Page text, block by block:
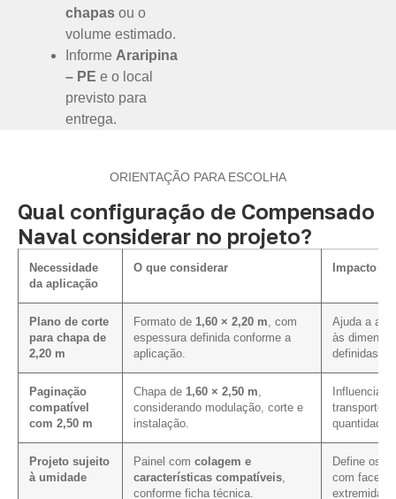
chapas ou o
volume estimado.
Informe Araripina
– PE e o local
previsto para
entrega.
ORIENTAÇÃO PARA ESCOLHA
Qual configuração de Compensado
Naval considerar no projeto?
Necessidade
da aplicação
O que considerar Impacto
Plano de corte
para chapa de
2,20 m
Formato de 1,60 × 2,20 m , com
espessura definida conforme a
aplicação.
Ajuda a
às
definidas.
Paginação
compatível
com 2,50 m
Chapa de 1,60 × 2,50 m
considerando modulação, corte e
instalação.
Influencia
transporte,
quantidade
Projeto sujeito
à umidade
Painel com colagem e
características compatíveis
conforme ficha técnica.
Define os
com faces,